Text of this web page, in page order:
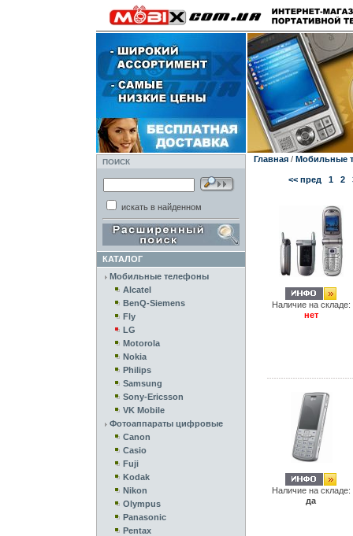
ПОИСК
искать в найденном
КАТАЛОГ
Мобильные телефоны
Alcatel
BenQ-Siemens
Fly
LG
Motorola
Nokia
Philips
Samsung
Sony-Ericsson
VK Mobile
Фотоаппараты цифровые
Canon
Casio
Fuji
Kodak
Nikon
Olympus
Panasonic
Pentax
Главная/ Мобильные
<< пред 1 2
Наличие на складе:
нет
Наличие на складе:
да